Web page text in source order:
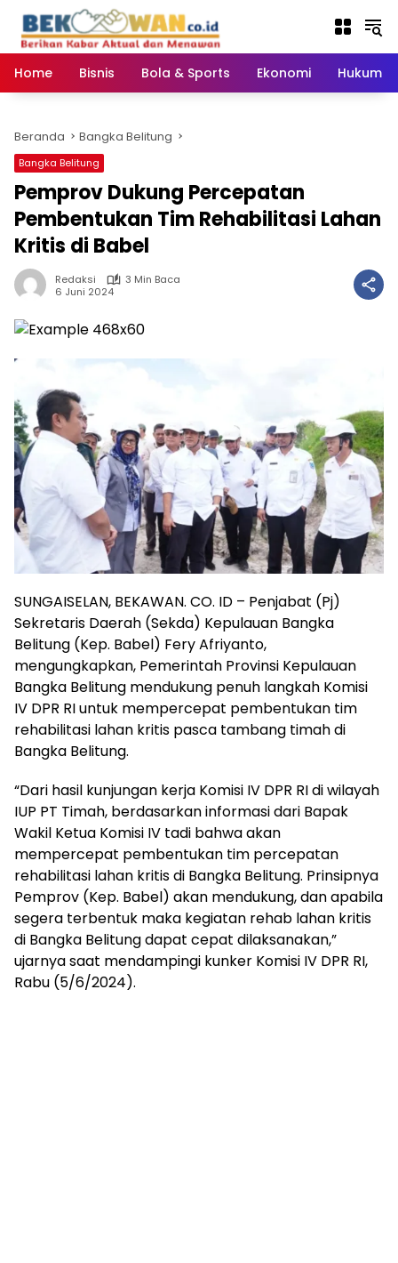
konten
Home
Bisnis Bola & Sports Ekonomi Hukum
Beranda Bangka Belitung
Bangka Belitung
Pemprov Dukung Percepatan
Pembentukan Tim Rehabilitasi Lahan
Kritis di Babel
Redaksi
3 Min Baca
6 Juni 2024
SUNGAISELAN, BEKAWAN. CO. ID – Penjabat (Pj)
Sekretaris Daerah (Sekda) Kepulauan Bangka
Belitung (Kep. Babel) Fery Afriyanto,
mengungkapkan, Pemerintah Provinsi Kepulauan
Bangka Belitung mendukung penuh langkah Komisi
IV DPR RI untuk mempercepat pembentukan tim
rehabilitasi lahan kritis pasca tambang timah di
Bangka Belitung.
“Dari hasil kunjungan kerja Komisi IV DPR RI di wilayah
IUP PT Timah, berdasarkan informasi dari Bapak
Wakil Ketua Komisi IV tadi bahwa akan
mempercepat pembentukan tim percepatan
rehabilitasi lahan kritis di Bangka Belitung. Prinsipnya
Pemprov (Kep. Babel) akan mendukung, dan apabila
segera terbentuk maka kegiatan rehab lahan kritis
di Bangka Belitung dapat cepat dilaksanakan,”
ujarnya saat mendampingi kunker Komisi IV DPR RI,
Rabu (5/6/2024).